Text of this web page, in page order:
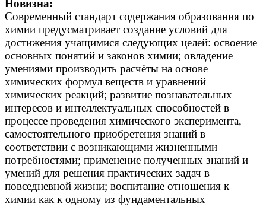
Новизна:
Современный стандарт содержания образования по
химии предусматривает создание условий для
достижения учащимися следующих целей: освоение
основных понятий и законов химии; овладение
умениями производить расчёты на основе
химических формул веществ и уравнений
химических реакций; развитие познавательных
интересов и интеллектуальных способностей в
процессе проведения химического эксперимента,
самостоятельного приобретения знаний в
соответствии с возникающими жизненными
потребностями; применение полученных знаний и
умений для решения практических задач в
повседневной жизни; воспитание отношения к
химии как к одному из фундаментальных